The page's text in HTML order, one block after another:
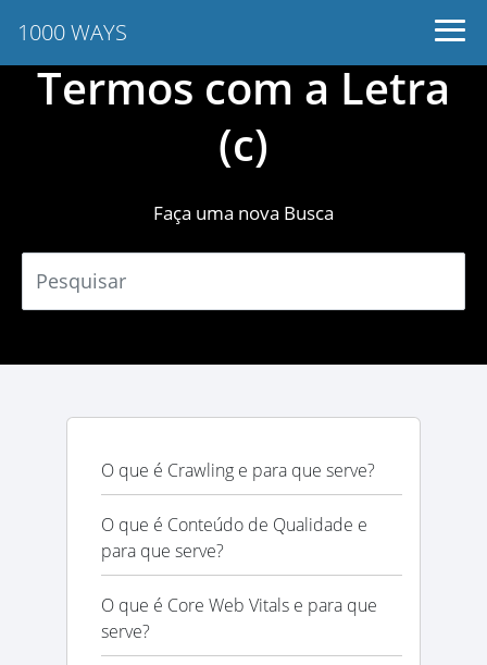
1000 WAYS
Termos com a Letra
(c)
Faça uma nova Busca
O que é Crawling e para que serve?
O que é Conteúdo de Qualidade e
para que serve?
O que é Core Web Vitals e para que
serve?